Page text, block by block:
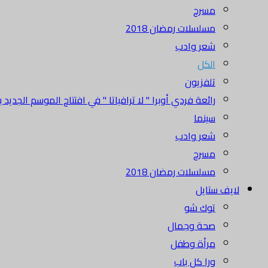
مسرح
مسلسلات رمضان 2018
شعر وادب
الكل
تلفزيون
رائعة فردي أوبرا " لا ترافياتا " في افتتاح الموسم الجديد
سينما
شعر وادب
مسرح
مسلسلات رمضان 2018
لايف ستايل
توك شو
صحة وجمال
مرأة وطفل
ورا كل باب